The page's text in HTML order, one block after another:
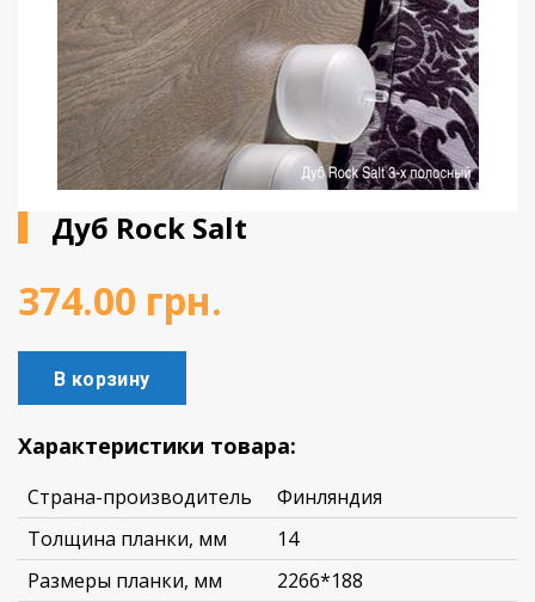
Дуб Rock Salt
374.00 грн.
В корзину
Характеристики товара:
Страна-производитель
Финляндия
Толщина планки, мм
14
Размеры планки, мм
2266*188
Пробковый пол
Подоконники